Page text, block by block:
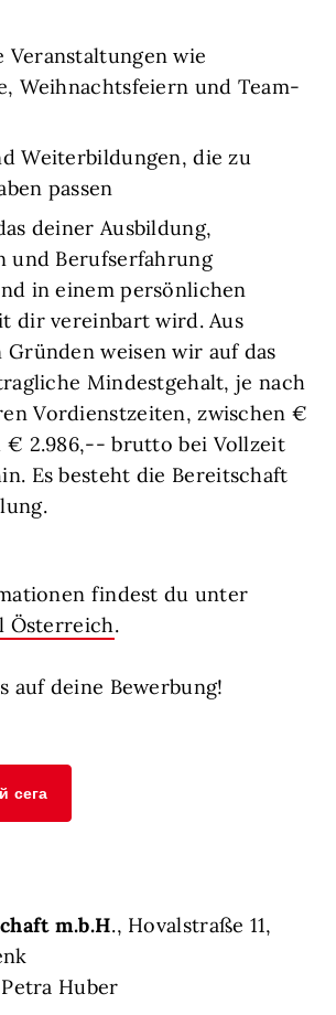
Veranstaltungen wie
Weihnachtsfeiern und Team-
Weiterbildungen, die zu
passen
deiner Ausbildung,
und Berufserfahrung
in einem persönlichen
dir vereinbart wird. Aus
Gründen weisen wir auf das
Mindestgehalt, je nach
Vordienstzeiten, zwischen €
€ 2.986,-- brutto bei Vollzeit
Es besteht die Bereitschaft
findest du unter
Österreich.
auf deine Bewerbung!
сега
m.b.H., Hovalstraße 11,
Huber